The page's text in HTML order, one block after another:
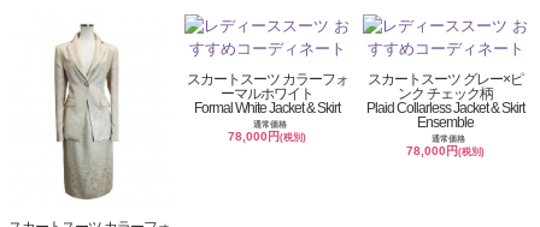
スカートスーツ カラーフォ
ーマルホワイト
Formal White Jacket & Skirt
通常価格
78,000円(税別)
スカートスーツ グレー×ピ
ンク チェック柄
Plaid Collarless Jacket & Skirt
Ensemble
通常価格
78,000円(税別)